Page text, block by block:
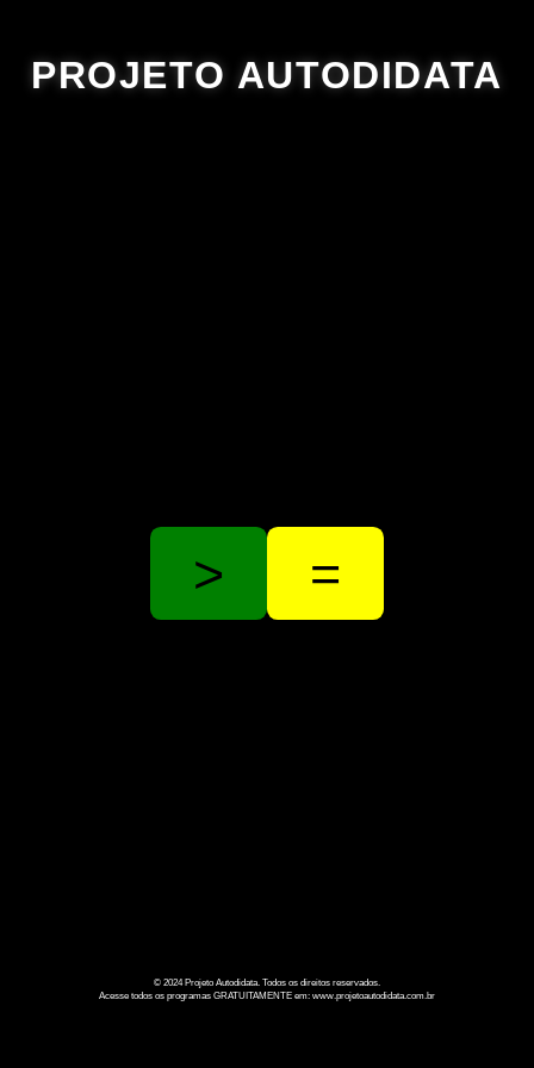
PROJETO AUTODIDATA
> =
© 2024 Projeto Autodidata. Todos os direitos reservados.
Acesse todos os programas GRATUITAMENTE em: www.projetoautodidata.com.br